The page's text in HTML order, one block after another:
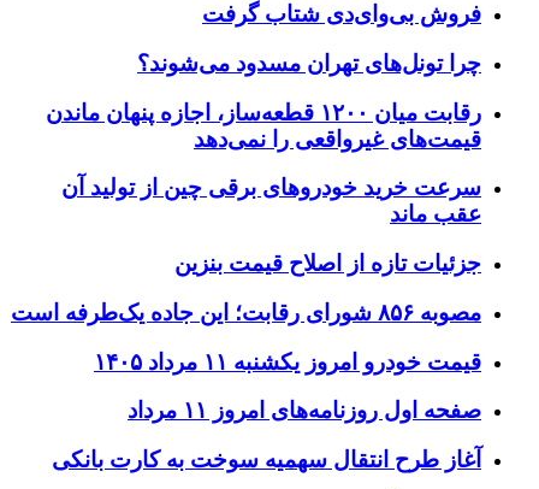
بی‌وای‌دی شتاب گرفت
تونل‌های تهران مسدود می‌شوند؟
رقابت میان ۱۲۰۰ قطعه‌ساز، اجازه پنهان ماندن
غیرواقعی را نمی‌دهد
خرید خودروهای برقی چین از تولید آن
ماند
تازه از اصلاح قیمت بنزین
شورای رقابت؛ این جاده یک‌طرفه است
خودرو امروز یکشنبه ۱۱ مرداد ۱۴۰۵
اول روزنامه‌های امروز ۱۱ مرداد
طرح انتقال سهمیه سوخت به کارت بانکی